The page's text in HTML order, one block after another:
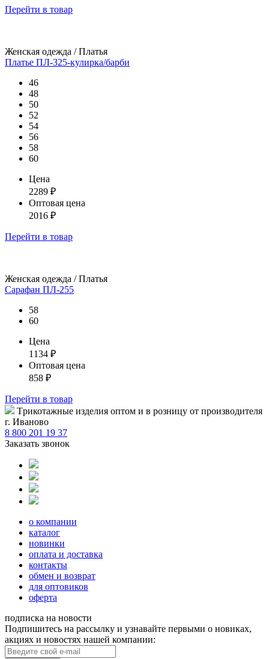
Перейти в товар
Женская одежда / Платья
Платье ПЛ-325-кулирка/барби
46
48
50
52
54
56
58
60
Цена
2289 ₽
Оптовая цена
2016 ₽
Перейти в товар
Женская одежда / Платья
Сарафан ПЛ-255
58
60
Цена
1134 ₽
Оптовая цена
858 ₽
Перейти в товар
Tрикотажные изделия оптом и в розницу от производителя
г. Иваново
8 800 201 19 37
Заказать звонок
о компании
каталог
новинки
оплата и доставка
контакты
обмен и возврат
для оптовиков
оферта
подписка на новости
Подпишитесь на рассылку и узнавайте первыми о новиках,
акциях и новостях нашей компании: